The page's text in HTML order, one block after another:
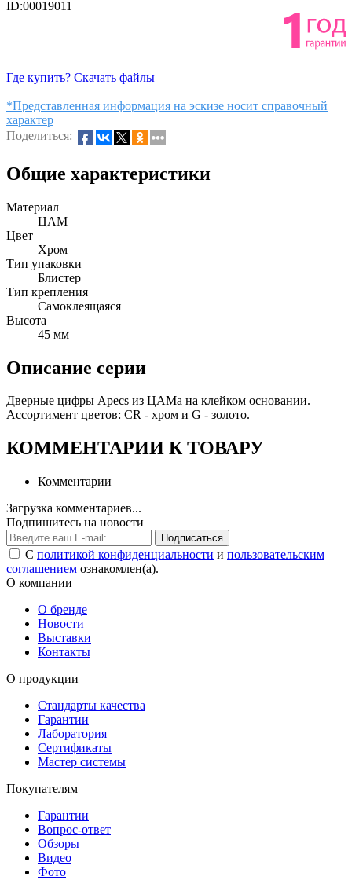
ID:00019011
Где купить? Скачать файлы
*Представленная информация на эскизе носит справочный
характер
Поделиться:
Общие характеристики
Материал
ЦАМ
Цвет
Хром
Тип упаковки
Блистер
Тип крепления
Самоклеящаяся
Высота
45 мм
Описание серии
Дверные цифры Apecs из ЦАМа на клейком основании.
Ассортимент цветов: CR - хром и G - золото.
КОММЕНТАРИИ К ТОВАРУ
Комментарии
Загрузка комментариев...
Подпишитесь на новости
Подписаться
С политикой конфиденциальности и пользовательским
соглашением ознакомлен(а).
О компании
О бренде
Новости
Выставки
Контакты
О продукции
Стандарты качества
Гарантии
Лаборатория
Сертификаты
Мастер системы
Покупателям
Гарантии
Вопрос-ответ
Обзоры
Видео
Фото